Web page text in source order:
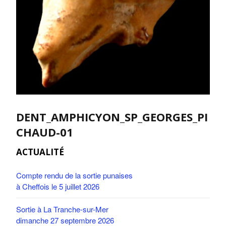
DENT_AMPHICYON_SP_GEORGES_PI
CHAUD-01
ACTUALITÉ
Compte rendu de la sortie punaises
à Cheffois le 5 juillet 2026
Sortie à La Tranche-sur-Mer
dimanche 27 septembre 2026